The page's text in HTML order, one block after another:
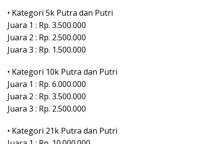
• Kategori 5k Putra dan Putri
Juara 1 : Rp. 3.500.000
Juara 2 : Rp. 2.500.000
Juara 3 : Rp. 1.500.000
• Kategori 10k Putra dan Putri
Juara 1 : Rp. 6.000.000
Juara 2 : Rp. 3.500.000
Juara 3 : Rp. 2.500.000
• Kategori 21k Putra dan Putri